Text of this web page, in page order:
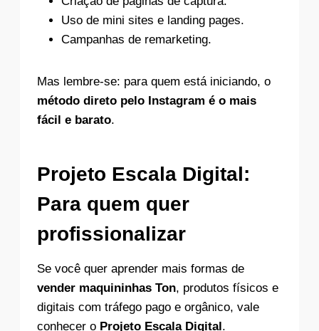
Uso de mini sites e landing pages.
Campanhas de remarketing.
Mas lembre-se: para quem está iniciando, o
método direto pelo Instagram é o mais
fácil e barato.
Projeto Escala Digital:
Para quem quer
profissionalizar
Se você quer aprender mais formas de
vender maquininhas Ton, produtos físicos e
digitais com tráfego pago e orgânico, vale
conhecer o Projeto Escala Digital.